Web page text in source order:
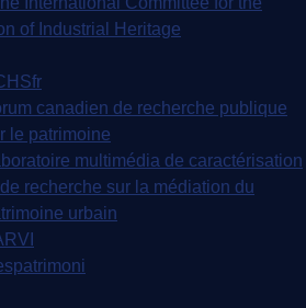
of Industrial Heritage
canadien de recherche publique
le patrimoine
multimédia de caractérisation
recherche sur la médiation du
urbain